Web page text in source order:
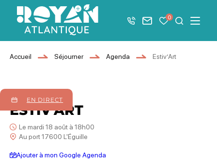
Afficher la barre de navigation du mode éco
Royan Atlantique
+33 5 46 08 21 00
Nous contacter
Mes favoris
0 JeMenu
Accueil Séjourner Agenda Estiv’Art
EN DIRECT
18 août 2026
ESTIV'ART
Le mardi 18 août à 18h00
Au port 17600 L'Éguille
Ajouter à mon Google Agenda